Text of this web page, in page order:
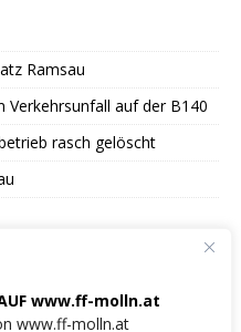
AUF www.ff-molln.at
www.ff-molln.at
Ramsau
Verkehrsunfall auf der B140
rasch gelöscht